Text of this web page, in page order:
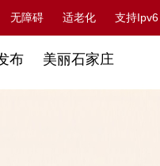
无障碍 适老化 支持Ipv6
布 美丽石家庄